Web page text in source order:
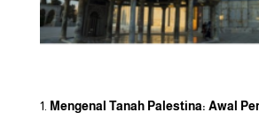
Mengenal Tanah Palestina: Awal